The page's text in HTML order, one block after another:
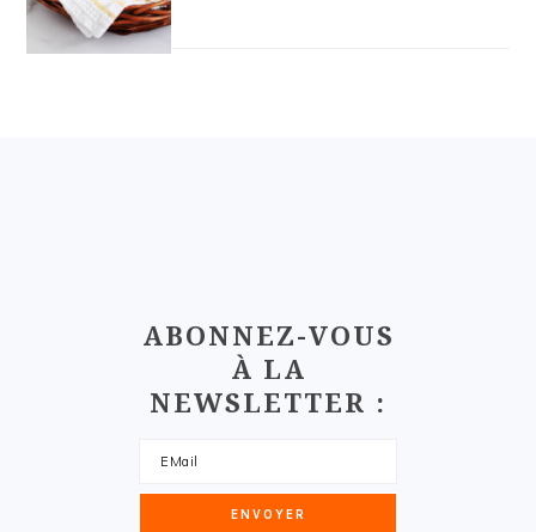
ABONNEZ-VOUS
À LA
NEWSLETTER :